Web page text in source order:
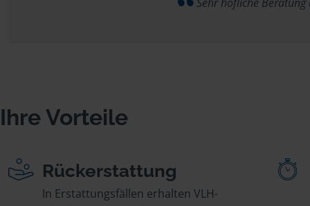
Ihre Vorteile
Rückerstattung
In Erstattungsfällen erhalten VLH-